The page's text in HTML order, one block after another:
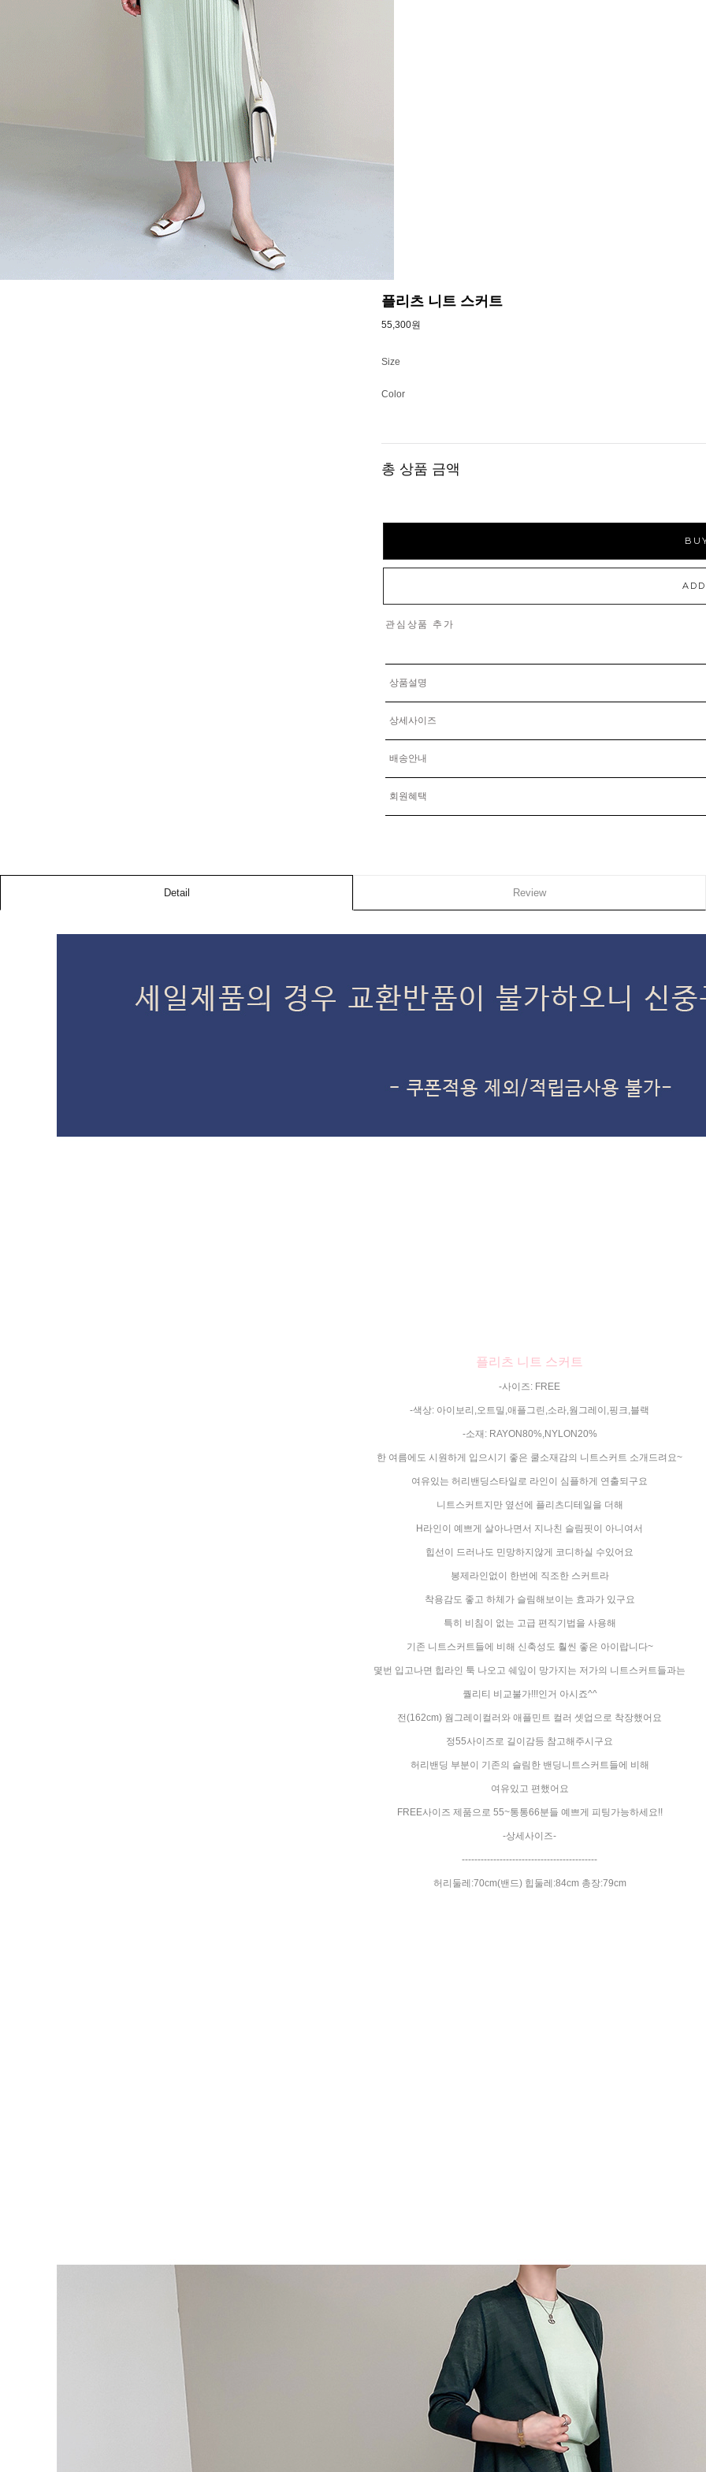
플리츠 니트 스커트
55,300원
Size
Color
총 상품 금액
관심상품 추가
상품설명
상세사이즈
배송안내
회원혜택
Detail Review
플리츠 니트 스커트
-사이즈: FREE
-색상: 아이보리,오트밀,애플그린,소라,웜그레이,핑크,블랙
-소재: RAYON80%,NYLON20%
한 여름에도 시원하게 입으시기 좋은 쿨소재감의 니트스커트 소개드려요~
여유있는 허리밴딩스타일로 라인이 심플하게 연출되구요
니트스커트지만 옆선에 플리츠디테일을 더해
H라인이 예쁘게 살아나면서 지나친 슬림핏이 아니여서
힙선이 드러나도 민망하지않게 코디하실 수있어요
봉제라인없이 한번에 직조한 스커트라
착용감도 좋고 하체가 슬림해보이는 효과가 있구요
특히 비침이 없는 고급 편직기법을 사용해
기존 니트스커트들에 비해 신축성도 훨씬 좋은 아이랍니다~
몇번 입고나면 힙라인 툭 나오고 쉐잎이 망가지는 저가의 니트스커트들과는
퀄리티 비교불가!!!인거 아시죠^^
전(162cm) 웜그레이컬러와 애플민트 컬러 셋업으로 착장했어요
정55사이즈로 길이감등 참고해주시구요
허리밴딩 부분이 기존의 슬림한 밴딩니트스커트들에 비해
여유있고 편했어요
FREE사이즈 제품으로 55~통통66분들 예쁘게 피팅가능하세요!!
-상세사이즈-
-------------------------------------------
허리둘레:70cm(밴드) 힙둘레:84cm 총장:79cm